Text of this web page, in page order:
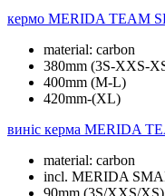
кермо MERIDA TEAM
material: carbon
380mm (3S-XXS-
400mm (M-L)
420mm-(XL)
виніс керма MERIDA
material: carbon
incl. MERIDA